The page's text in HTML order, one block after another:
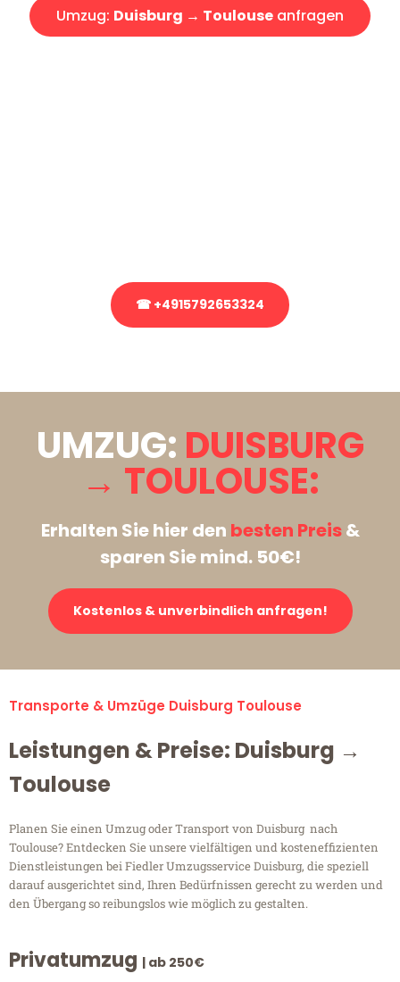
Umzug: Duisburg → Toulouse anfragen
☎ +4915792653324
UMZUG: DUISBURG
→ TOULOUSE:
Erhalten Sie hier den besten Preis&
sparen Sie mind. 50€!
Kostenlos & unverbindlich anfragen!
Transporte & Umzüge Duisburg Toulouse
Leistungen & Preise: Duisburg →
Toulouse
Planen Sie einen Umzug oder Transport von Duisburg nach
Toulouse? Entdecken Sie unsere vielfältigen und kosteneffizienten
Dienstleistungen bei Fiedler Umzugsservice Duisburg, die speziell
darauf ausgerichtet sind, Ihren Bedürfnissen gerecht zu werden und
den Übergang so reibungslos wie möglich zu gestalten.
Privatumzug | ab 250€